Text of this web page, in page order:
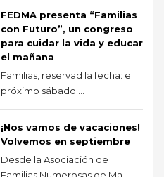
FEDMA presenta “Familias
con Futuro”, un congreso
para cuidar la vida y educar
el mañana
Familias, reservad la fecha: el
próximo sábado ...
¡Nos vamos de vacaciones!
Volvemos en septiembre
Desde la Asociación de